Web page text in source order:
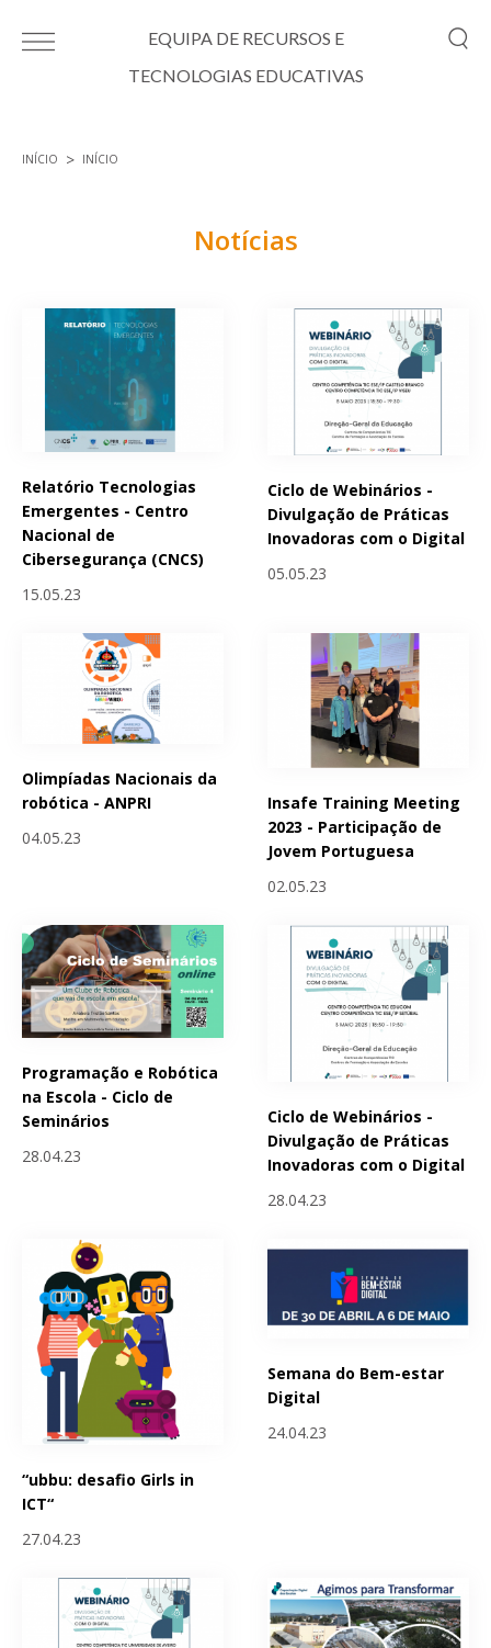
EQUIPA DE RECURSOS E
TECNOLOGIAS EDUCATIVAS
INÍCIO INÍCIO
Notícias
Relatório Tecnologias
Emergentes - Centro
Nacional de
Cibersegurança (CNCS)
15.05.23
Ciclo de Webinários -
Divulgação de Práticas
Inovadoras com o Digital
05.05.23
Olimpíadas Nacionais da
robótica - ANPRI
04.05.23
Insafe Training Meeting
2023 - Participação de
Jovem Portuguesa
02.05.23
Programação e Robótica
na Escola - Ciclo de
Seminários
28.04.23
Ciclo de Webinários -
Divulgação de Práticas
Inovadoras com o Digital
28.04.23
“ubbu: desafio Girls in
ICT“
27.04.23
Semana do Bem-estar
Digital
24.04.23
Páginas